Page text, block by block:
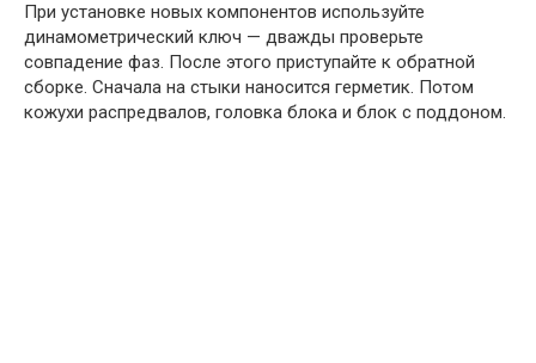
При установке новых компонентов используйте
динамометрический ключ — дважды проверьте
совпадение фаз. После этого приступайте к обратной
сборке. Сначала на стыки наносится герметик. Потом
кожухи распредвалов, головка блока и блок с поддоном.